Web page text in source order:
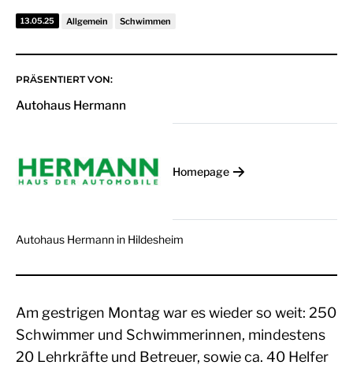
13.05.25 Allgemein Schwimmen
PRÄSENTIERT VON:
Autohaus Hermann
Homepage
Autohaus Hermann in Hildesheim
Am gestrigen Montag war es wieder so weit: 250
Schwimmer und Schwimmerinnen, mindestens
20 Lehrkräfte und Betreuer, sowie ca. 40 Helfer